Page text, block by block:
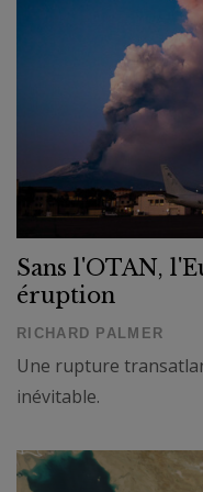
Sans l'OTAN,
éruption
RICHARD PALMER
Une rupture
inévitable.